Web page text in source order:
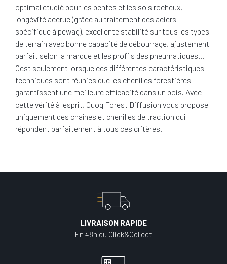
optimal etudié pour les pentes et les sols rocheux,
longévité accrue (grâce au traitement des aciers
spécifique à pewag), excellente stabilité sur tous les types
de terrain avec bonne capacité de débourrage, ajustement
parfait selon la marque et les profils des pneumatiques…
C'est seulement lorsque ces différentes caractéristiques
techniques sont réunies que les chenilles forestières
garantissent une meilleure efficacité dans un bois. Avec
cette vérité à l'esprit, Cuoq Forest Diffusion vous propose
uniquement des chaînes et chenilles de traction qui
répondent parfaitement à tous ces critères.
LIVRAISON RAPIDE
En 48h ou Click&Collect